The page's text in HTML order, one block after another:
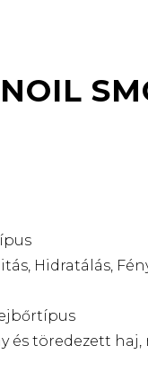
Hidratálás,
és töredezett